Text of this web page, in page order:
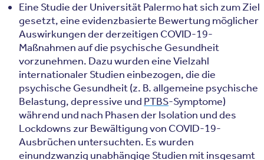
Eine Studie der Universität Palermo hat sich zum Ziel
gesetzt, eine evidenzbasierte Bewertung möglicher
Auswirkungen der derzeitigen COVID-19-
Maßnahmen auf die psychische Gesundheit
vorzunehmen. Dazu wurden eine Vielzahl
internationaler Studien einbezogen, die die
psychische Gesundheit (z. B. allgemeine psychische
Belastung, depressive und PTBS-Symptome)
während und nach Phasen der Isolation und des
Lockdowns zur Bewältigung von COVID-19-
Ausbrüchen untersuchten. Es wurden
einundzwanzig unabhängige Studien mit insgesamt